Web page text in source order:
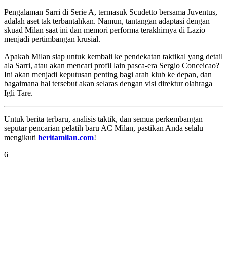
Pengalaman Sarri di Serie A, termasuk Scudetto bersama Juventus,
adalah aset tak terbantahkan. Namun, tantangan adaptasi dengan
skuad Milan saat ini dan memori performa terakhirnya di Lazio
menjadi pertimbangan krusial.
Apakah Milan siap untuk kembali ke pendekatan taktikal yang detail
ala Sarri, atau akan mencari profil lain pasca-era Sergio Conceicao?
Ini akan menjadi keputusan penting bagi arah klub ke depan, dan
bagaimana hal tersebut akan selaras dengan visi direktur olahraga
Igli Tare.
Untuk berita terbaru, analisis taktik, dan semua perkembangan
seputar pencarian pelatih baru AC Milan, pastikan Anda selalu
mengikuti beritamilan.com!
6